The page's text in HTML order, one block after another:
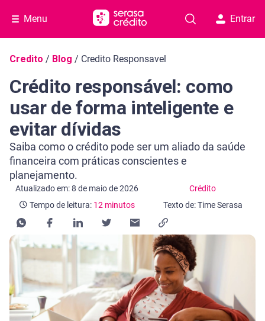
Menu Entrar
Navegação do blog
Credito / Blog / Credito Responsavel
Crédito responsável: como
usar de forma inteligente e
evitar dívidas
Saiba como o crédito pode ser um aliado da saúde
financeira com práticas conscientes e
planejamento.
Atualizado em: 8 de maio de 2026 Crédito
Categoria Crédito
Tempo de leitura: 12 minutos
Tempo de leitura: 12 minutos
Texto de: Time Serasa